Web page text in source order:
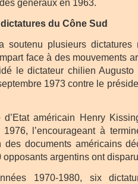
généraux en 1963.
du Cône Sud
soutenu plusieurs dictatures
face à des mouvements
le dictateur chilien
1973 contre le
d’Etat américain Henry
l’encourageant à
des documents américains
opposants argentins ont
1970-1980, six